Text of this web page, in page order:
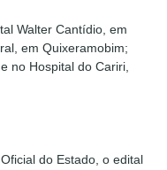
Walter Cantídio, em
em Quixeramobim;
no Hospital do Cariri,
do Estado, o edital